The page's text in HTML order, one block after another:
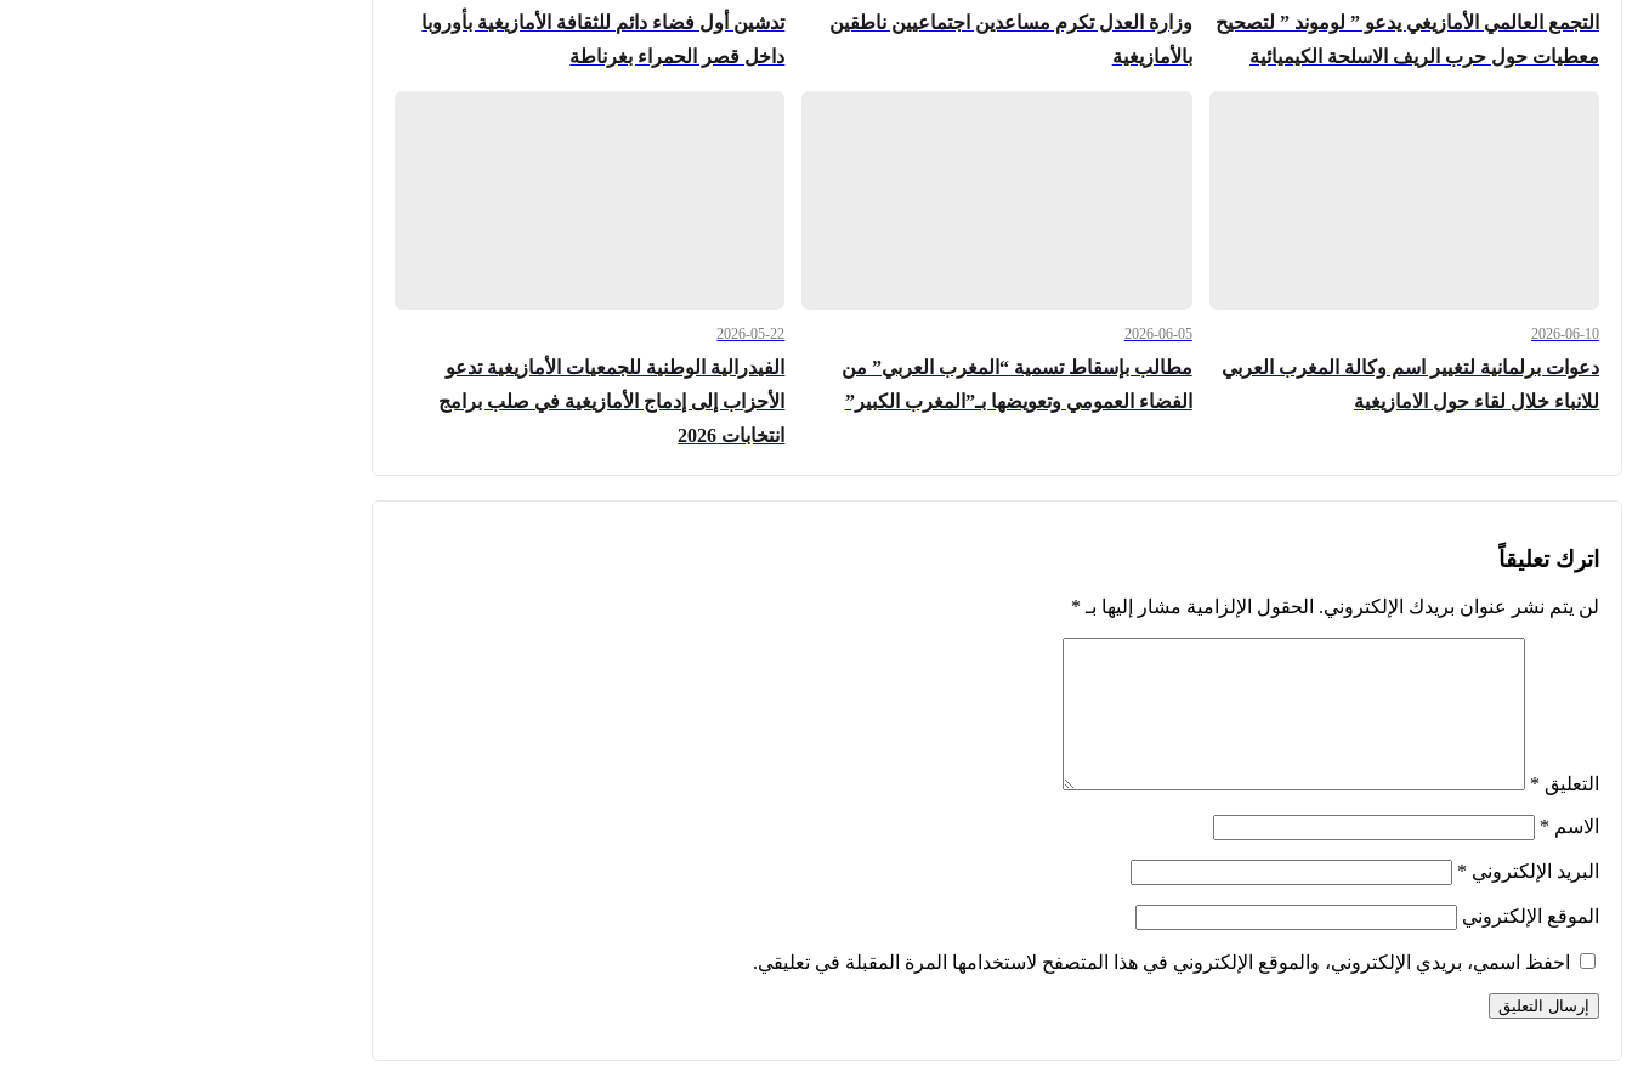
التجمع العالمي الأمازيغي يدعو ” لوموند ” لتصحيح
معطيات حول حرب الريف الاسلحة الكيميائية
وزارة العدل تكرم مساعدين اجتماعيين ناطقين
بالأمازيغية
تدشين أول فضاء دائم للثقافة الأمازيغية بأوروبا
داخل قصر الحمراء بغرناطة
2026-06-10
دعوات برلمانية لتغيير اسم وكالة المغرب العربي
للانباء خلال لقاء حول الامازيغية
2026-06-05
مطالب بإسقاط تسمية “المغرب العربي” من
الفضاء العمومي وتعويضها بـ”المغرب الكبير”
2026-05-22
الفيدرالية الوطنية للجمعيات الأمازيغية تدعو
الأحزاب إلى إدماج الأمازيغية في صلب برامج
انتخابات 2026
اترك تعليقاً
لن يتم نشر عنوان بريدك الإلكتروني. الحقول الإلزامية مشار إليها بـ *
التعليق *
الاسم *
البريد الإلكتروني *
الموقع الإلكتروني
احفظ اسمي، بريدي الإلكتروني، والموقع الإلكتروني في هذا المتصفح لاستخدامها المرة المقبلة في تعليقي.